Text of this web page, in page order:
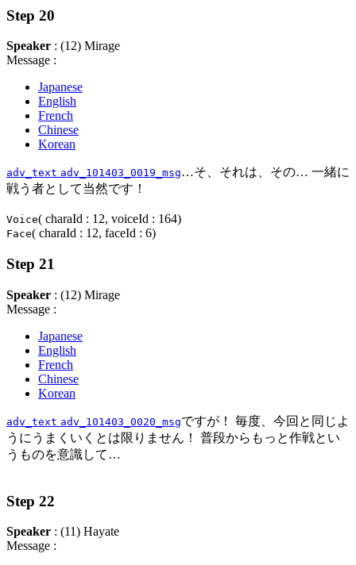
Step 20
Speaker : (12) Mirage
Message :
Japanese
English
French
Chinese
Korean
adv_text adv_101403_0019_msg…そ、それは、その… 一緒に
戦う者として当然です！
Voice( charaId : 12, voiceId : 164)
Face( charaId : 12, faceId : 6)
Step 21
Speaker : (12) Mirage
Message :
Japanese
English
French
Chinese
Korean
adv_text adv_101403_0020_msgですが！ 毎度、今回と同じよ
うにうまくいくとは限りません！ 普段からもっと作戦とい
うものを意識して…
Step 22
Speaker : (11) Hayate
Message :